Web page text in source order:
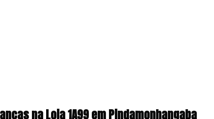
na Loja 1A99 em Pindamonhangaba